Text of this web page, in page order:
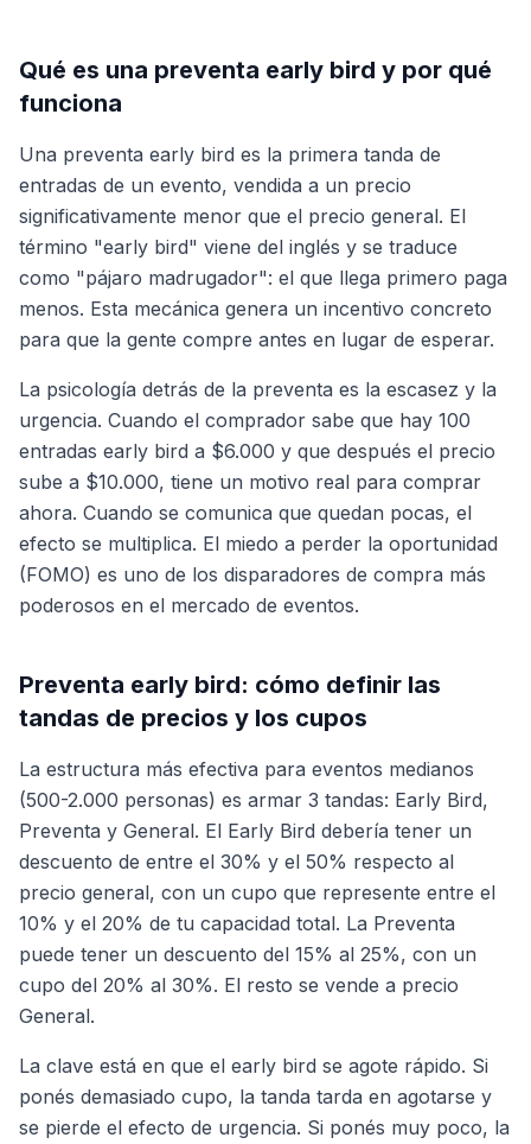
Qué es una preventa early bird y por qué
funciona
Una preventa early bird es la primera tanda de
entradas de un evento, vendida a un precio
significativamente menor que el precio general. El
término "early bird" viene del inglés y se traduce
como "pájaro madrugador": el que llega primero paga
menos. Esta mecánica genera un incentivo concreto
para que la gente compre antes en lugar de esperar.
La psicología detrás de la preventa es la escasez y la
urgencia. Cuando el comprador sabe que hay 100
entradas early bird a $6.000 y que después el precio
sube a $10.000, tiene un motivo real para comprar
ahora. Cuando se comunica que quedan pocas, el
efecto se multiplica. El miedo a perder la oportunidad
(FOMO) es uno de los disparadores de compra más
poderosos en el mercado de eventos.
Preventa early bird: cómo definir las
tandas de precios y los cupos
La estructura más efectiva para eventos medianos
(500-2.000 personas) es armar 3 tandas: Early Bird,
Preventa y General. El Early Bird debería tener un
descuento de entre el 30% y el 50% respecto al
precio general, con un cupo que represente entre el
10% y el 20% de tu capacidad total. La Preventa
puede tener un descuento del 15% al 25%, con un
cupo del 20% al 30%. El resto se vende a precio
General.
La clave está en que el early bird se agote rápido. Si
ponés demasiado cupo, la tanda tarda en agotarse y
se pierde el efecto de urgencia. Si ponés muy poco, la